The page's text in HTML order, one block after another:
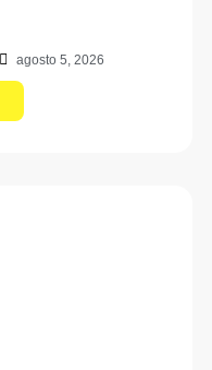
agosto 5, 2026